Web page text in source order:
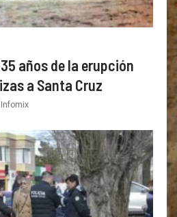
años de la erupción
a Santa Cruz
Infomix